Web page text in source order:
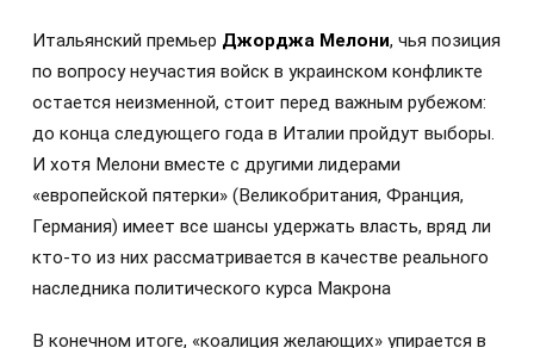
Итальянский премьер Джорджа Мелони, чья позиция
по вопросу неучастия войск в украинском конфликте
остается неизменной, стоит перед важным рубежом:
до конца следующего года в Италии пройдут выборы.
И хотя Мелони вместе с другими лидерами
«европейской пятерки» (Великобритания, Франция,
Германия) имеет все шансы удержать власть, вряд ли
кто-то из них рассматривается в качестве реального
наследника политического курса Макрона
В конечном итоге, «коалиция желающих» упирается в